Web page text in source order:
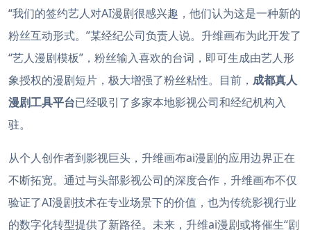
“我们的签约艺人对AI漫剧很感兴趣，他们认为这是一种新的
粉丝互动形式。”某经纪公司负责人说。升维画布为此开发了
“艺人漫剧模板”，粉丝输入喜欢的台词，即可生成由艺人形
象授权的漫剧短片，极大增强了粉丝粘性。目前， 成都真人
漫剧工具平台已经吸引了多家本地影视公司和经纪机构入
驻。
从个人创作者到影视巨头，升维画布ai漫剧的应用边界正在
不断拓宽。通过与头部影视公司的深度合作，升维画布不仅
验证了AI漫剧技术在专业场景下的价值，也为传统影视行业
的数字化转型提供了新路径。未来，升维ai漫剧或将催生“剧